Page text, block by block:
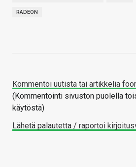
RADEON
Kommentoi uutista tai artikkelia
(Kommentointi sivuston puolella
käytöstä)
Lähetä palautetta / raportoi